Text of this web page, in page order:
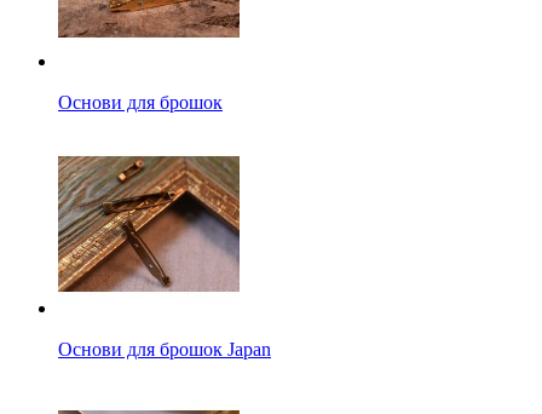
Основи для брошок
Основи для брошок Japan